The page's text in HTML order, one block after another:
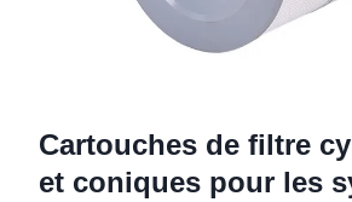
Cartouches de filtre
et coniques pour les